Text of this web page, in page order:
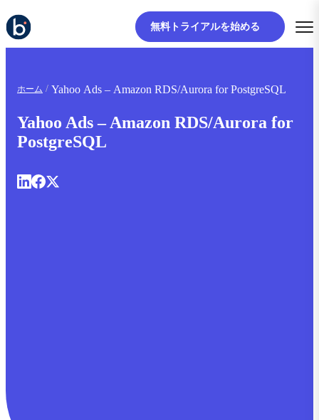
無料トライアルを始める
ホーム Yahoo Ads – Amazon RDS/Aurora for PostgreSQL
Yahoo Ads – Amazon RDS/Aurora for
PostgreSQL